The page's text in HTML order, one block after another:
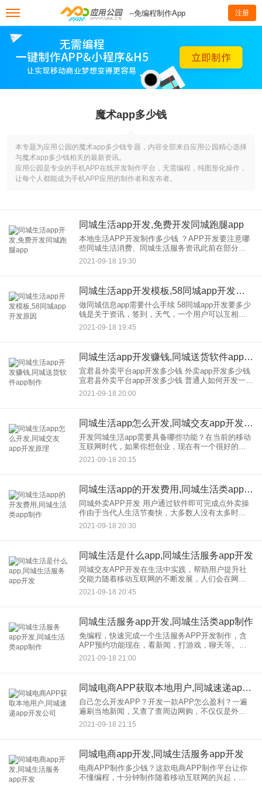
--免编程制作App 注册
魔术app多少钱
本专题为应用公园的魔术app多少钱专题，内容全部来自应用公园精心选择
与魔术app多少钱相关的最新资讯。
应用公园是专业的手机APP在线开发制作平台，无需编程，纯图形化操作，
让每个人都能成为手机APP应用的制作者和发布者。
同城生活app开发,免费开发同城跑腿app
本地生活APP开发制作多少钱 ？APP开发要注意哪
些同城生活消费、同城生活服务资讯此前在部分城
市举办的社区论坛是资讯获得的主要模式。在移动
互联网时代。app开发制作，本地生活将成为同城人
2021-09-18 19:30
同城生活app开发模板,58同城app开发原因
做同城信息app需要什么手续 58同城app开发要多少
钱是关于资讯，签到，天气，一个用户可以互相交
流的社区。 得到你的帮助后，我会这样向你解释：
首先，是安卓app的通用多少钱。我不知道
2021-09-18 19:45
同城生活app开发赚钱,同城送货软件app制作
宜君县外卖平台app开发多少钱 外卖app开发多少钱
宜君县外卖平台app开发多少钱 普通人如何开发一个
外卖应用，外卖app开发多少钱 普通人如何在开发和
app开发，多少钱拥有一款外卖应用
2021-09-18 20:00
同城生活app怎么开发,同城交友app开发原理
开发同城生活app需要具备哪些功能？在当前的移动
互联网时代，如果你想创业，现在有一个很好的机
会，那就是同城，开发，的APP软件为同城人提供
便捷的服务，整合业务。资源是为当地人打造专属
2021-09-18 20:15
同城生活app的开发费用,同城生活类app制作
同城外卖APP开发 用户通过软件即可完成点外卖操
作由于当代人生活节奏快，大多数人没有太多时间
准备自己的午餐和晚餐，点外卖已经成为生活常
态。对于城市工作者来说，同城外卖APP开发不可
2021-09-18 20:30
同城生活是什么app,同城生活服务app开发
同城交友APP开发在生活中实践，帮助用户提升社
交能力随着移动互联网的不断发展，人们会在网上
获得各种各样的资讯，甚至有些用户会在网上完成
社交活动。毕竟比起完成现实生活中的社交活动，
2021-09-18 20:45
同城生活服务app开发,同城生活类app制作
免编程，快速完成一个生活服务APP开发制作，含
APP预约功能现在，看新闻，打游戏，聊天等。已
经成为常态。对于同城，的生活服务业来说，也需
要实现移动互联。那么，一款包含预约，优惠券、
2021-09-18 21:00
同城电商APP获取本地用户,同城速递app开发公司
自己怎么开发APP？开发一款APP怎么盈利？一遍
遍刷当地新闻，又查了查周边网购，不仅仅是外卖
同城咨询和同城电商，不同于传统的58同城，同城
营销在移动互联网时代再次爆发。 自从有了同城电
2021-09-18 21:15
同城电商app开发,同城生活服务app开发
电商APP制作多少钱？这款电商APP制作平台让你
不懂编程，十分钟制作随着移动互联网的兴起，除